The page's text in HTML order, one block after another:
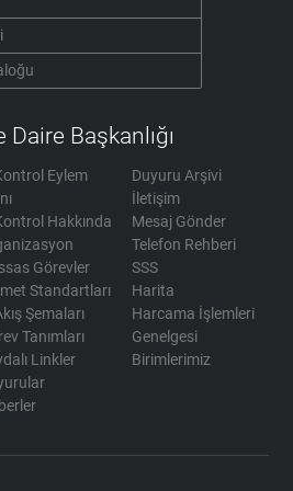
Başkanlığı
Eylem
Hakkında
Görevler
Standartları
Şemaları
Tanımları
Linkler
Duyuru Arşivi
İletişim
Mesaj Gönder
Telefon Rehberi
SSS
Harita
Harcama İşlemleri
Genelgesi
Birimlerimiz